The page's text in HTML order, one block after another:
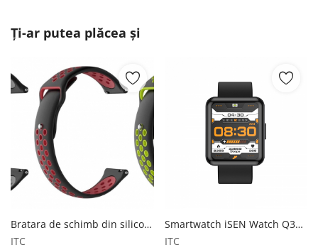
Ți-ar putea plăcea și
Bratara de schimb din silicon pentru Xiaomi Huami Amazfit GTS, in doua culori, cu aerisire, confortabila si rezistenta Star
ITC
Smartwatch iSEN Watch Q333, Silver, IPS 1.7 , Puls, Presiune sanguina, Saturatie oxigen, Monitorizare somn, Bt v5.0, IP67, 180mAh iSEN
ITC